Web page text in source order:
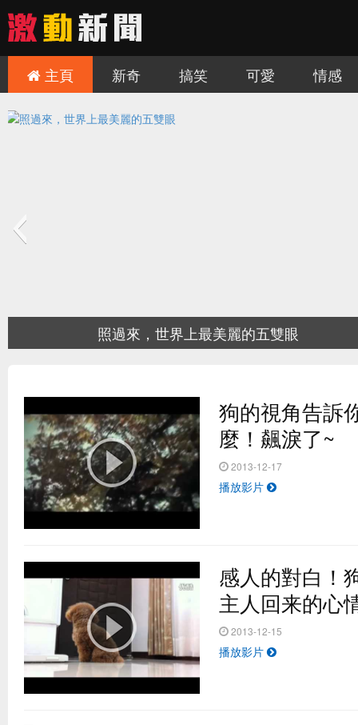
主頁 新奇 搞笑 可愛 情感
三座世紀絕美的歐洲城堡，非去不可！
台灣最夯的野餐地點 原來是這！？
狗的視角告訴
麼！飆淚了~
2013-12-17
播放影片
感人的對白！
主人回来的心
2013-12-15
播放影片